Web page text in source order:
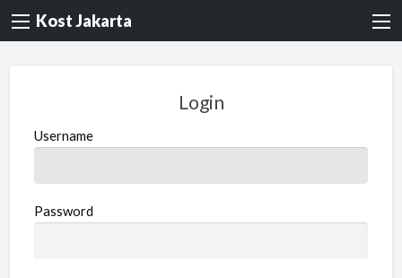
Kost Jakarta
Login
Username
Password